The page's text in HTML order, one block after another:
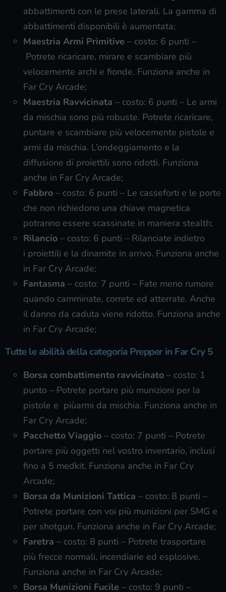
abbattimenti con le prese laterali. La gamma di
abbattimenti disponibili è aumentata;
Maestria Armi Primitive – costo: 6 punti –
Potrete ricaricare, mirare e scambiare più
velocemente archi e fionde. Funziona anche in
Far Cry Arcade;
Maestria Ravvicinata – costo: 6 punti – Le armi
da mischia sono più robuste. Potrete ricaricare,
puntare e scambiare più velocemente pistole e
armi da mischia. L’ondeggiamento e la
diffusione di proiettili sono ridotti. Funziona
anche in Far Cry Arcade;
Fabbro – costo: 6 punti – Le casseforti e le porte
che non richiedono una chiave magnetica
potranno essere scassinate in maniera stealth;
Rilancio – costo: 6 punti – Rilanciate indietro
i proiettili e la dinamite in arrivo. Funziona anche
in Far Cry Arcade;
Fantasma – costo: 7 punti – Fate meno rumore
quando camminate, correte ed atterrate. Anche
il danno da caduta viene ridotto. Funziona anche
in Far Cry Arcade;
Tutte le abilità della categoria Prepper in Far Cry 5
Borsa combattimento ravvicinato – costo: 1
punto – Potrete portare più munizioni per la
pistole e piùarmi da mischia. Funziona anche in
Far Cry Arcade;
Pacchetto Viaggio – costo: 7 punti – Potrete
portare più oggetti nel vostro inventario, inclusi
fino a 5 medkit. Funziona anche in Far Cry
Arcade;
Borsa da Munizioni Tattica – costo: 8 punti –
Potrete portare con voi più munizioni per SMG e
per shotgun. Funziona anche in Far Cry Arcade;
Faretra – costo: 8 punti – Potrete trasportare
più frecce normali, incendiarie ed esplosive.
Funziona anche in Far Cry Arcade;
Borsa Munizioni Fucile – costo: 9 punti –